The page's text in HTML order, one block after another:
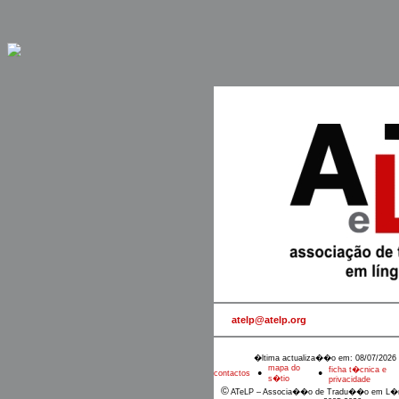
atelp@atelp.org
�ltima actualiza��o em: 08/07/2026
contactos
●
mapa do
s�tio
●
ficha t�cnica e
privacidade
© ATeLP – Associa��o de Tradu��o em